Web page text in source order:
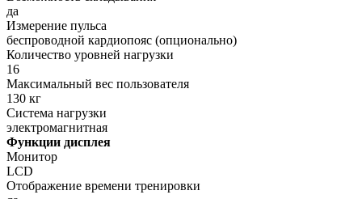
да
Измерение пульса
беспроводной кардиопояс (опционально)
Количество уровней нагрузки
16
Максимальный вес пользователя
130 кг
Система нагрузки
электромагнитная
Функции дисплея
Монитор
LСD
Отображение времени тренировки